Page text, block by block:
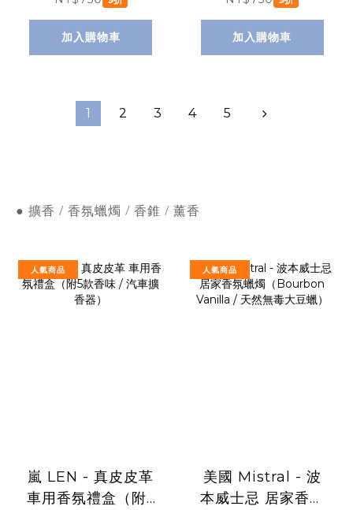
加入購物車 加入購物車
1 2 3 4 5
● 擴香 / 香氛蠟燭 / 香錐 / 薰香
人氣商品
嵐 LEN - 真皮皮革
車用香氛禮盒（附5
人氣商品
美國 Mistral - 波
本威士忌 居家香氛